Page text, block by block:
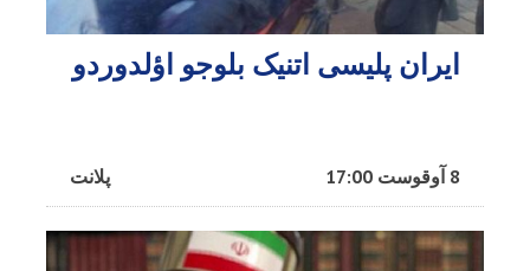
ایران پلیسی اتنیک بلوجو اؤلدوردو
پلانت 8 آوقوست 17:00